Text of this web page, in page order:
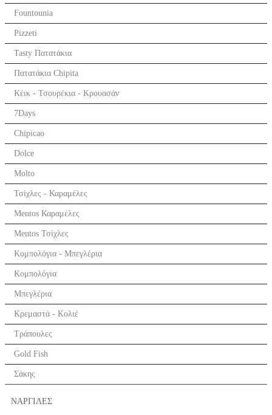
Fountounia
Pizzeti
Tasty Πατατάκια
Πατατάκια Chipita
Κέικ - Τσουρέκια - Κρουασάν
7Days
Chipicao
Dolce
Molto
Τσίχλες - Καραμέλες
Mentos Καραμέλες
Mentos Τσίχλες
Κομπολόγια - Μπεγλέρια
Κομπολόγια
Μπεγλέρια
Κρεμαστά - Κολιέ
Τράπουλες
Gold Fish
Σάκης
ΝΑΡΓΙΛΕΣ